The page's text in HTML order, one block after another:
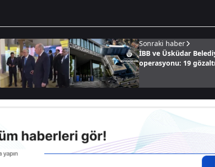
Sonraki haber
İBB ve Üsküdar
operasyonu: 19